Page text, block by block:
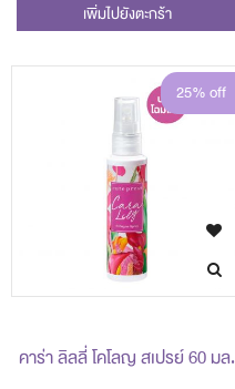
เพิ่มไปยังตะกร้า
25% off
คาร่า ลิลลี่ โคโลญ สเปรย์ 60 มล.